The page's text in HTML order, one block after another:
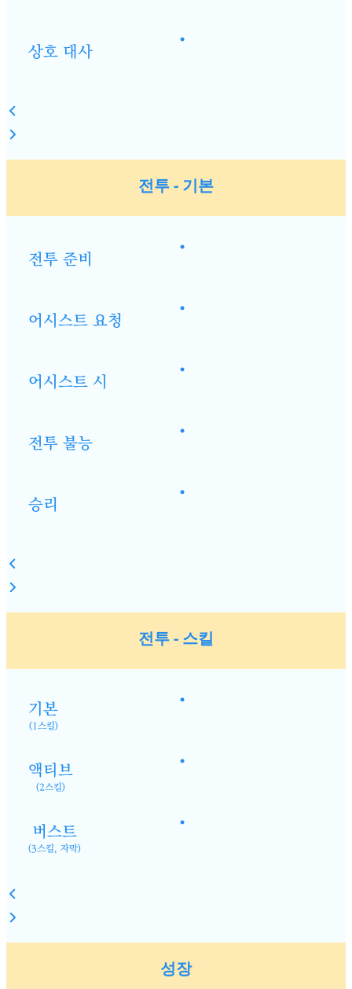
상호 대사
•
전투 - 기본
전투 준비
•
어시스트 요청
•
어시스트 시
•
전투 불능
•
승리
•
전투 - 스킬
기본
(1스킬)
•
액티브
(2스킬)
•
버스트
(3스킬, 자막)
•
성장